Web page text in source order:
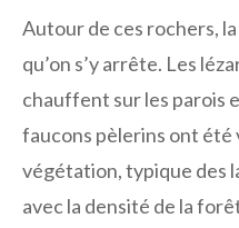
Autour de ces rochers, la
qu’on s’y arrête. Les
chauffent sur les parois
faucons pèlerins ont été
végétation, typique des
avec la densité de la